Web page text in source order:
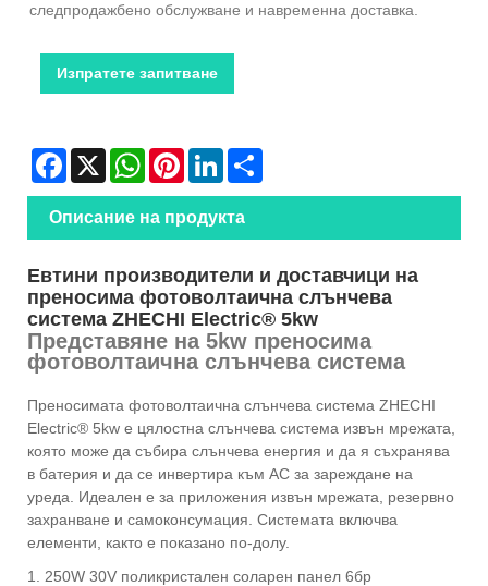
следпродажбено обслужване и навременна доставка.
Изпратете запитване
Facebook
X WhatsAppPinterestLinkedIn
Описание на продукта
Евтини производители и доставчици на
преносима фотоволтаична слънчева
система ZHECHI Electric® 5kw
Представяне на 5kw преносима
фотоволтаична слънчева система
Преносимата фотоволтаична слънчева система ZHECHI
Electric® 5kw е цялостна слънчева система извън мрежата,
която може да събира слънчева енергия и да я съхранява
в батерия и да се инвертира към AC за зареждане на
уреда. Идеален е за приложения извън мрежата, резервно
захранване и самоконсумация. Системата включва
елементи, както е показано по-долу.
1. 250W 30V поликристален соларен панел 6бр